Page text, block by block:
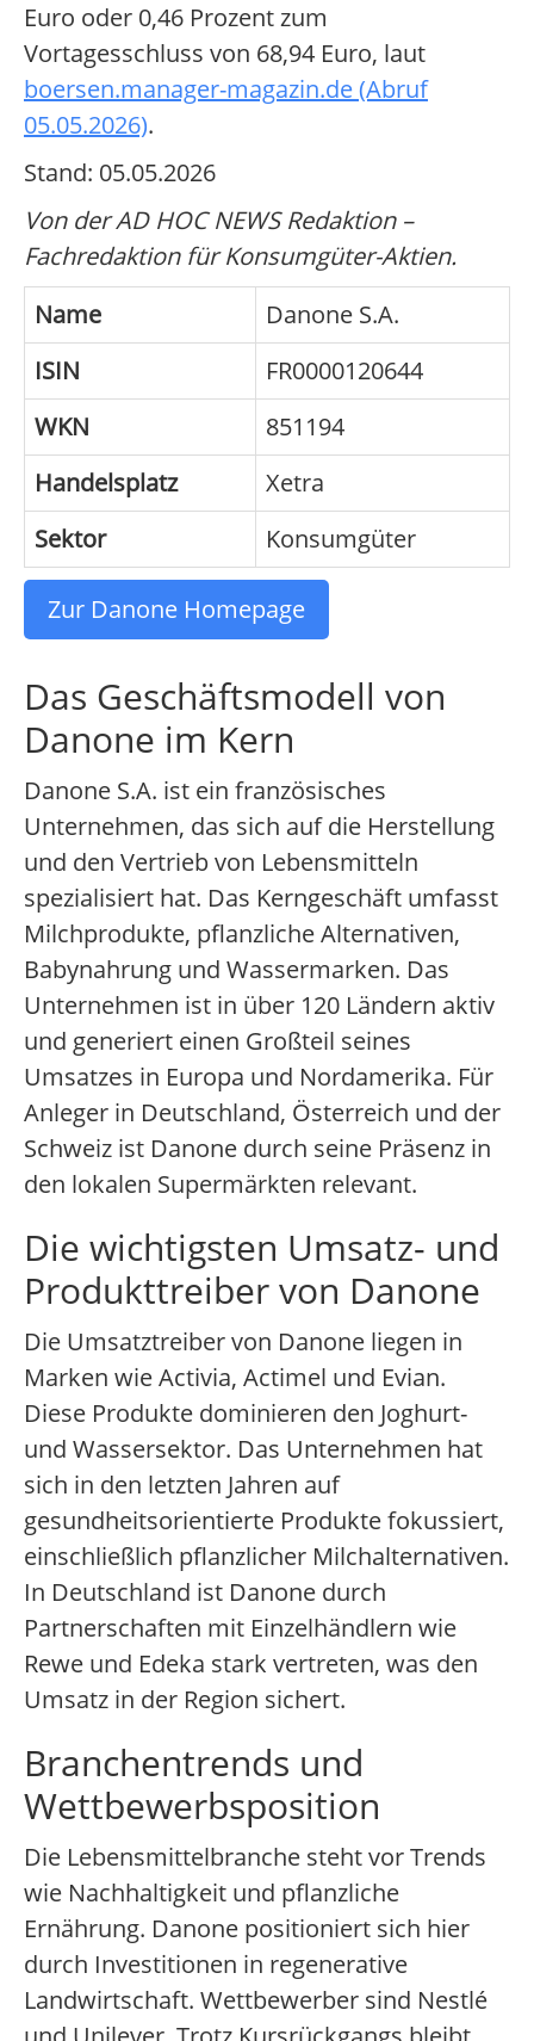
Euro oder 0,46 Prozent zum
Vortagesschluss von 68,94 Euro, laut
boersen.manager-magazin.de (Abruf
05.05.2026).
Stand: 05.05.2026
Von der AD HOC NEWS Redaktion –
Fachredaktion für Konsumgüter-Aktien.
Name
Danone S.A.
ISIN
FR0000120644
WKN
851194
Handelsplatz
Xetra
Sektor
Konsumgüter
Zur Danone Homepage
Das Geschäftsmodell von
Danone im Kern
Danone S.A. ist ein französisches
Unternehmen, das sich auf die Herstellung
und den Vertrieb von Lebensmitteln
spezialisiert hat. Das Kerngeschäft umfasst
Milchprodukte, pflanzliche Alternativen,
Babynahrung und Wassermarken. Das
Unternehmen ist in über 120 Ländern aktiv
und generiert einen Großteil seines
Umsatzes in Europa und Nordamerika. Für
Anleger in Deutschland, Österreich und der
Schweiz ist Danone durch seine Präsenz in
den lokalen Supermärkten relevant.
Die wichtigsten Umsatz- und
Produkttreiber von Danone
Die Umsatztreiber von Danone liegen in
Marken wie Activia, Actimel und Evian.
Diese Produkte dominieren den Joghurt-
und Wassersektor. Das Unternehmen hat
sich in den letzten Jahren auf
gesundheitsorientierte Produkte fokussiert,
einschließlich pflanzlicher Milchalternativen.
In Deutschland ist Danone durch
Partnerschaften mit Einzelhändlern wie
Rewe und Edeka stark vertreten, was den
Umsatz in der Region sichert.
Branchentrends und
Wettbewerbsposition
Die Lebensmittelbranche steht vor Trends
wie Nachhaltigkeit und pflanzliche
Ernährung. Danone positioniert sich hier
durch Investitionen in regenerative
Landwirtschaft. Wettbewerber sind Nestlé